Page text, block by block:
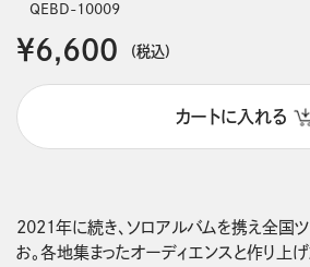
QEBD-10009
￥6,600 (税込)
カートに入れる
2021年に続き、ソロアルバムを携え全国
お。各地集まったオーディエンスと作り上